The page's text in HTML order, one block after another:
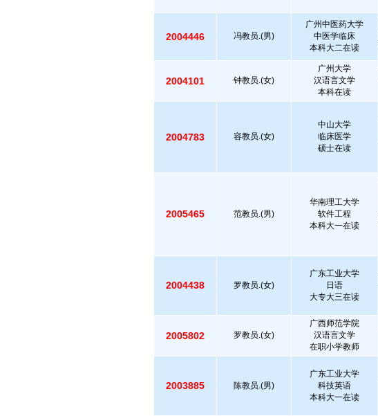
2004446 冯教员.(男)
广州中医药大学
中医学临床
本科大二在读
2004101 钟教员.(女)
广州大学
汉语言文学
本科在读
2004783 容教员.(女)
中山大学
临床医学
硕士在读
2005465 范教员.(男)
华南理工大学
软件工程
本科大一在读
2004438 罗教员.(女)
广东工业大学
日语
大专大三在读
2005802 罗教员.(女)
广西师范学院
汉语言文学
在职小学教师
2003885 陈教员.(男)
广东工业大学
科技英语
本科大一在读